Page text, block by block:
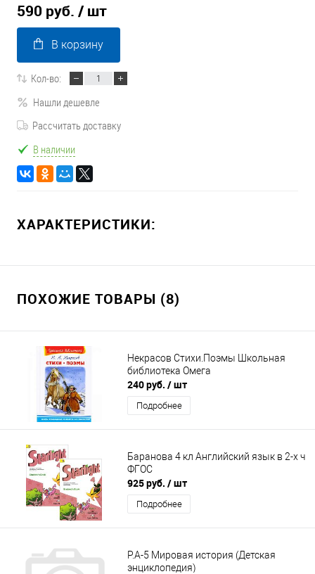
590 руб. / шт
В корзину
Кол-во:
Нашли дешевле
Рассчитать доставку
В наличии
ХАРАКТЕРИСТИКИ:
ПОХОЖИЕ ТОВАРЫ (8)
Некрасов Стихи.Поэмы Школьная
библиотека Омега
240 руб. / шт
Подробнее
Баранова 4 кл Английский язык в 2-х ч
ФГОС
925 руб. / шт
Подробнее
Р.А-5 Мировая история (Детская
энциклопедия)